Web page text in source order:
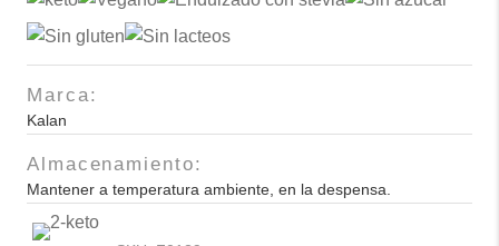
Marca:
Kalan
Almacenamiento:
Mantener a temperatura ambiente, en la despensa.